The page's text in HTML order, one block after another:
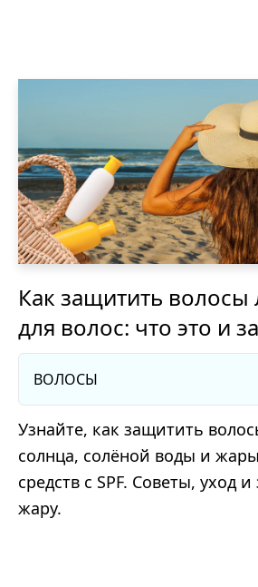
Как защитить волосы
для волос: что это и
ВОЛОСЫ
Узнайте, как защитить
солнца, солёной воды и
средств с SPF. Советы, уход
жару.